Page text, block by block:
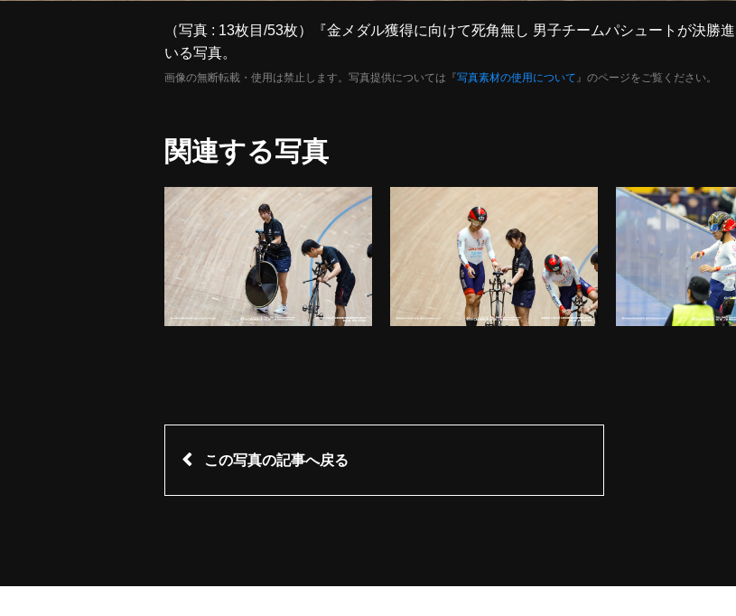
（写真 : 13枚目/53枚）『金メダル獲得に向けて死角無し 男子チームパシュートが決勝
いる写真。
画像の無断転載・使用は禁止します。写真提供については『写真素材の使用について 』のページをご覧ください。
関連する写真
この写真の記事へ戻る